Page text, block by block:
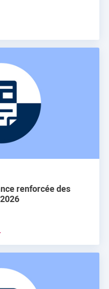
renforcée des